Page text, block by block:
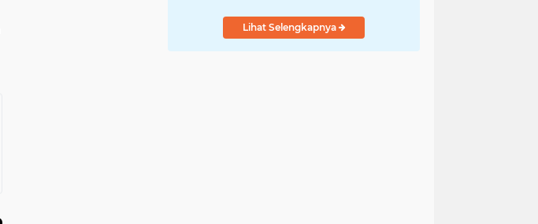
Lihat Selengkapnya